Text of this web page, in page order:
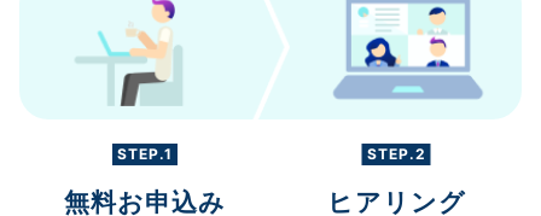
STEP.1
無料お申込み
STEP.2
ヒアリング